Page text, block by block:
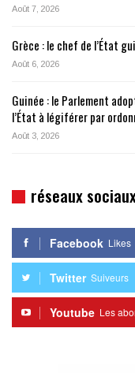
Août 7, 2026
Grèce : le chef de l’État
Août 6, 2026
Guinée : le Parlement
l’État à légiférer par
Août 3, 2026
réseaux
Facebook Likes
Twitter Suiveurs
Youtube Les